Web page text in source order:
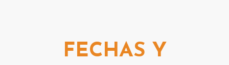
FECHAS Y